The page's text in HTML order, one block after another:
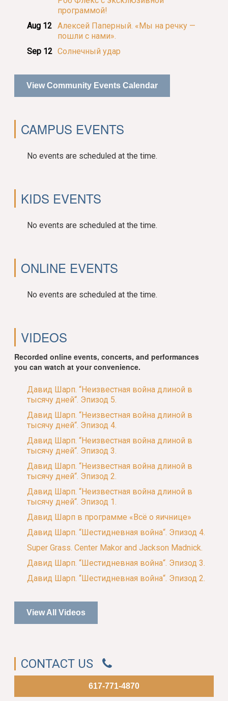
программой!
Aug 12 Алексей Паперный. «Мы на речку —
пошли с нами».
Sep 12 Солнечный удар
View Community Events Calendar
CAMPUS EVENTS
No events are scheduled at the time.
KIDS EVENTS
No events are scheduled at the time.
ONLINE EVENTS
No events are scheduled at the time.
VIDEOS
Recorded online events, concerts, and performances
you can watch at your convenience.
Давид Шарп. “Неизвестная война длиной в
тысячу дней“. Эпизод 5.
Давид Шарп. “Неизвестная война длиной в
тысячу дней“. Эпизод 4.
Давид Шарп. “Неизвестная война длиной в
тысячу дней“. Эпизод 3.
Давид Шарп. “Неизвестная война длиной в
тысячу дней“. Эпизод 2.
Давид Шарп. “Неизвестная война длиной в
тысячу дней“. Эпизод 1.
Давид Шарп в программе «Всё о яичнице»
Давид Шарп. “Шестидневная война“. Эпизод 4.
Super Grass. Center Makor and Jackson Madnick.
Давид Шарп. “Шестидневная война“. Эпизод 3.
Давид Шарп. “Шестидневная война“. Эпизод 2.
View All Videos
CONTACT US
617-771-4870